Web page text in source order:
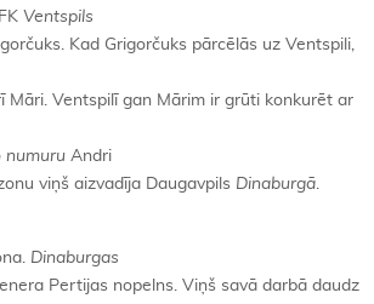
Ventspils
Kad Grigorčuks pārcēlās uz Ventspili,
Māri. Ventspilī gan Mārim ir grūti konkurēt ar
numuru Andri
viņš aizvadīja Daugavpils Dinaburgā.
Dinaburgas
Pertijas nopelns. Viņš savā darbā daudz